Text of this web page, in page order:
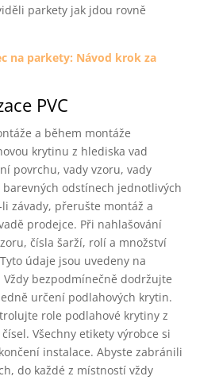
parkety jak jdou rovně
na parkety: Návod krok za
PVC
a během montáže
krytinu z hlediska vad
povrchu, vady vzoru, vady
odstínech jednotlivých
závady, přerušte montáž a
prodejce. Při nahlašování
čísla šarží, rolí a množství
údaje jsou uvedeny na
bezpodmínečně dodržujte
určení podlahových krytin.
role podlahové krytiny z
Všechny etikety výrobce si
instalace. Abyste zabránili
do každé z místností vždy